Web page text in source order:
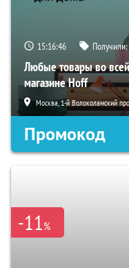
15:16:45 Получили:
Любые товары во
магазине Hoff
Москва, 1-й Волоколамский
Промокод
-11%